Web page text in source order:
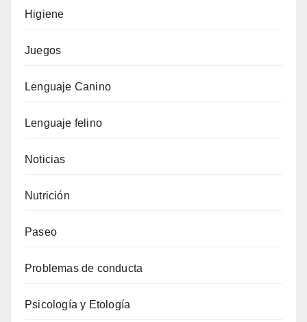
Higiene
Juegos
Lenguaje Canino
Lenguaje felino
Noticias
Nutrición
Paseo
Problemas de conducta
Psicología y Etología